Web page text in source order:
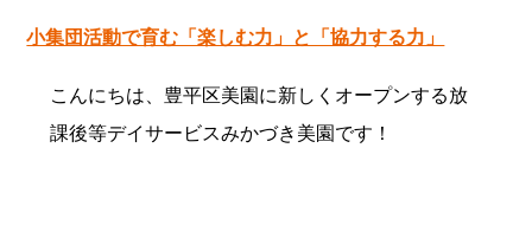
小集団活動で育む「楽しむ力」と「協力する力」
こんにちは、豊平区美園に新しくオープンする放
課後等デイサービスみかづき美園です！